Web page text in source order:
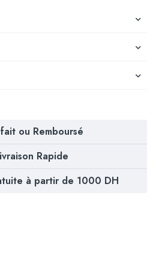
ou Remboursé
Rapide
à partir de 1000 DH